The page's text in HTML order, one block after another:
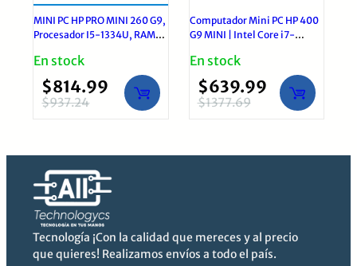
MINI PC HP PRO MINI 260 G9,
Procesador I5-1334U, RAM
TECLADO-MOUSE WIRED
HDMI DP 7USB
En stock
$937.24
original
era:
$937.24.
$814.99
actual
es:
$814.99.
Computador Mini PC HP 400
G9 MINI | Intel Core i7-
Solido 512GB
En stock
$1377.69
original
$639.99
actual
Tecnología ¡Con la calidad que mereces y al precio
que quieres! Realizamos envíos a todo el país.